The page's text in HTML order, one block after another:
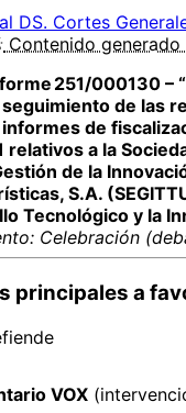
DS. Cortes
Contenido generado
251/000130 –
de las
de
relativos a la
de la
S.A.
Tecnológico y la
Celebración
principales a
VOX